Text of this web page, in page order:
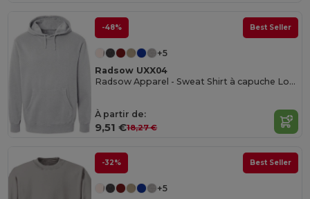
-48% Best Seller
+5
Radsow UXX04
Radsow Apparel - Sweat Shirt à capuche London pour hommes
À partir de:
9,51 €18,27 €
-32% Best Seller
+5